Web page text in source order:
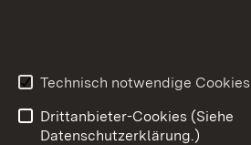
Technisch notwendige Cookies
Drittanbieter-Cookies (Siehe
Datenschutzerklärung.)